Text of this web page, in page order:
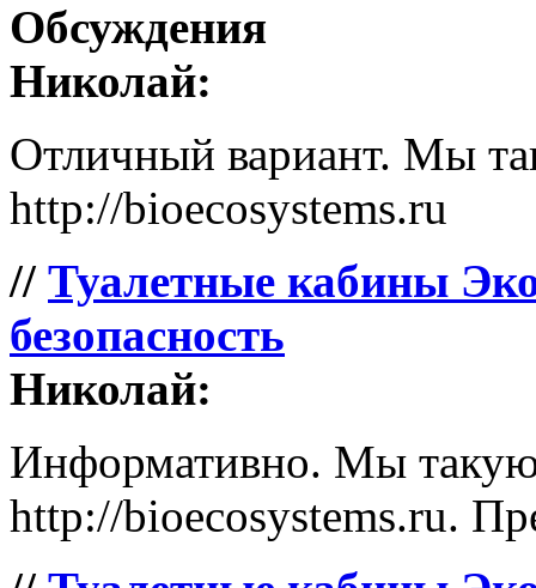
Обсуждения
Николай:
Отличный вариант. Мы
http://bioecosystems.ru
// Туалетные кабины
безопасность
Николай:
Информативно. Мы такую
http://bioecosystems.ru.